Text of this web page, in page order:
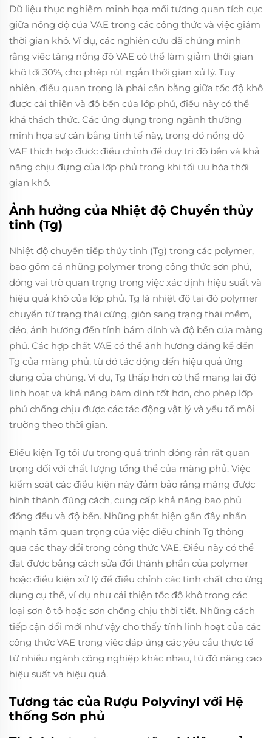
Dữ liệu thực nghiệm minh họa mối tương quan tích cực
giữa nồng độ của VAE trong các công thức và việc giảm
thời gian khô. Ví dụ, các nghiên cứu đã chứng minh
rằng việc tăng nồng độ VAE có thể làm giảm thời gian
khô tới 30%, cho phép rút ngắn thời gian xử lý. Tuy
nhiên, điều quan trọng là phải cân bằng giữa tốc độ khô
được cải thiện và độ bền của lớp phủ, điều này có thể
khá thách thức. Các ứng dụng trong ngành thường
minh họa sự cân bằng tinh tế này, trong đó nồng độ
VAE thích hợp được điều chỉnh để duy trì độ bền và khả
năng chịu đựng của lớp phủ trong khi tối ưu hóa thời
gian khô.
Ảnh hưởng của Nhiệt độ Chuyển thủy
tinh (Tg)
Nhiệt độ chuyển tiếp thủy tinh (Tg) trong các polymer,
bao gồm cả những polymer trong công thức sơn phủ,
đóng vai trò quan trọng trong việc xác định hiệu suất và
hiệu quả khô của lớp phủ. Tg là nhiệt độ tại đó polymer
chuyển từ trạng thái cứng, giòn sang trạng thái mềm,
dẻo, ảnh hưởng đến tính bám dính và độ bền của màng
phủ. Các hợp chất VAE có thể ảnh hưởng đáng kể đến
Tg của màng phủ, từ đó tác động đến hiệu quả ứng
dụng của chúng. Ví dụ, Tg thấp hơn có thể mang lại độ
linh hoạt và khả năng bám dính tốt hơn, cho phép lớp
phủ chống chịu được các tác động vật lý và yếu tố môi
trường theo thời gian.
Điều kiện Tg tối ưu trong quá trình đóng rắn rất quan
trọng đối với chất lượng tổng thể của màng phủ. Việc
kiểm soát các điều kiện này đảm bảo rằng màng được
hình thành đúng cách, cung cấp khả năng bao phủ
đồng đều và độ bền. Những phát hiện gần đây nhấn
mạnh tầm quan trọng của việc điều chỉnh Tg thông
qua các thay đổi trong công thức VAE. Điều này có thể
đạt được bằng cách sửa đổi thành phần của polymer
hoặc điều kiện xử lý để điều chỉnh các tính chất cho ứng
dụng cụ thể, ví dụ như cải thiện tốc độ khô trong các
loại sơn ô tô hoặc sơn chống chịu thời tiết. Những cách
tiếp cận đổi mới như vậy cho thấy tính linh hoạt của các
công thức VAE trong việc đáp ứng các yêu cầu thực tế
từ nhiều ngành công nghiệp khác nhau, từ đó nâng cao
hiệu suất và hiệu quả.
Tương tác của Rượu Polyvinyl với Hệ
thống Sơn phủ